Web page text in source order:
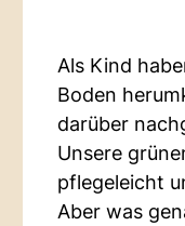
Als Kind
Boden
darüber
Unsere
pflegeleicht
Aber was